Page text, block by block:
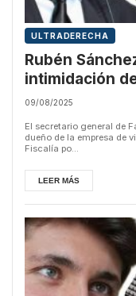
ULTRADERECHA
Rubén
intimidación
que
09/08/2025
El secretario general de
dueño de la empresa de
Fiscalía po...
LEER MÁS